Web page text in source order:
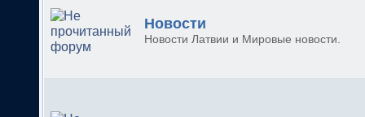
Новости
Новости Латвии и Мировые новости.